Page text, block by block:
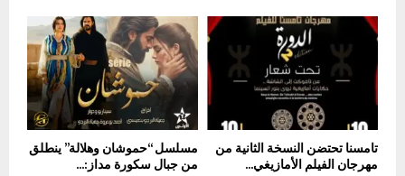
مسلسل “حموشان وهلالة” ينطلق
من جبال سكورة مداز:...
تامسنا تحتضن النسخة الثانية من
مهرجان الفيلم الأمازيغي...